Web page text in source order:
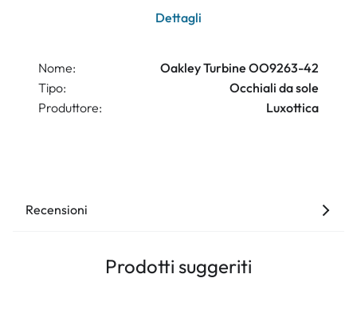
Dettagli
Nome:
Oakley Turbine OO9263-42
Tipo:
Occhiali da sole
Produttore:
Luxottica
Recensioni
Prodotti suggeriti